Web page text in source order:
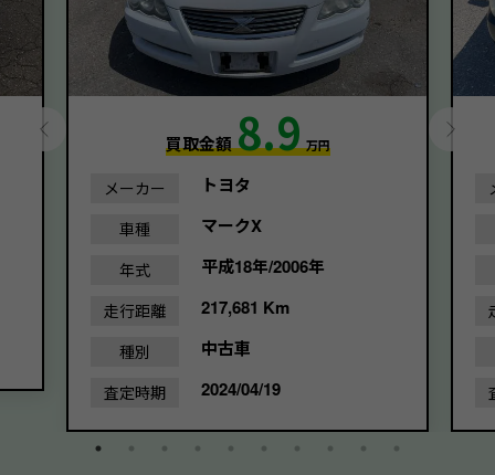
買取金額8.9 万円
メーカー トヨタ
車種 マークX
年式 平成18年/2006年
走行距離 217,681 Km
種別 中古車
査定時期 2024/04/19